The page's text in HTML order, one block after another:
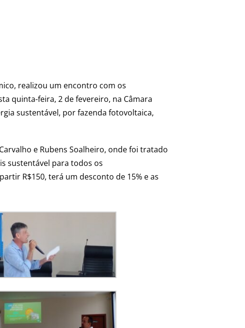
realizou um encontro com os
quinta-feira, 2 de fevereiro, na Câmara
sustentável, por fazenda fotovoltaica,
e Rubens Soalheiro, onde foi tratado
sustentável para todos os
R$150, terá um desconto de 15% e as